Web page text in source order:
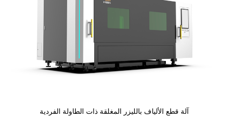
آلة قطع الألياف بالليزر المغلقة ذات الطاولة الفردية